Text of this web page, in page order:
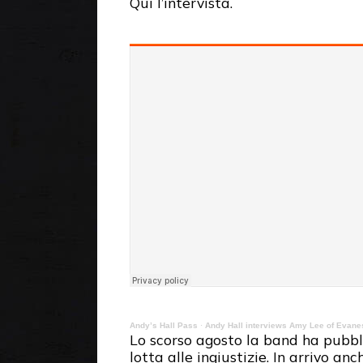
Andy’s Hall Pass · Andy Hall interviews Amy Lee of
Lo scorso agosto la band ha
lotta alle ingiustizie. In arrivo